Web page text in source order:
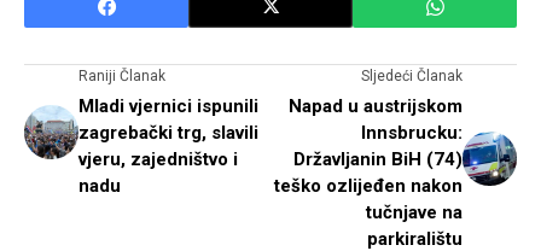
Raniji Članak
Mladi vjernici ispunili
zagrebački trg, slavili
vjeru, zajedništvo i
nadu
Sljedeći Članak
Napad u austrijskom
Innsbrucku:
Državljanin BiH (74)
teško ozlijeđen nakon
tučnjave na
parkiralištu